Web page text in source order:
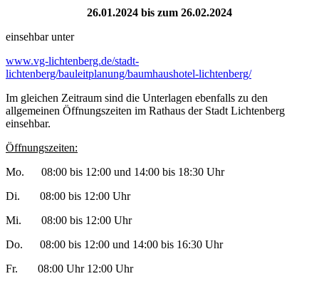
26.01.2024 bis zum 26.02.2024
einsehbar unter
www.vg-lichtenberg.de/stadt-
lichtenberg/bauleitplanung/baumhaushotel-lichtenberg/
Im gleichen Zeitraum sind die Unterlagen ebenfalls zu den
allgemeinen Öffnungszeiten im Rathaus der Stadt Lichtenberg
einsehbar.
Öffnungszeiten:
Mo. 08:00 bis 12:00 und 14:00 bis 18:30 Uhr
Di. 08:00 bis 12:00 Uhr
Mi. 08:00 bis 12:00 Uhr
Do. 08:00 bis 12:00 und 14:00 bis 16:30 Uhr
Fr. 08:00 Uhr 12:00 Uhr